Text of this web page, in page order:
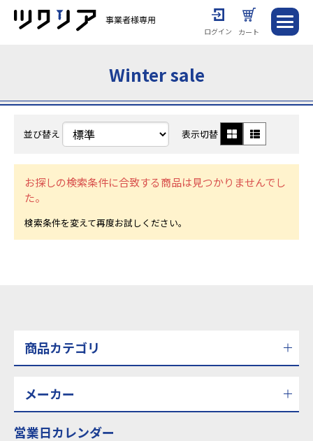
ログイン カート
Winter sale
並び替え 表示切替
お探しの検索条件に合致する商品は見つかりませんでし
た。
商品カテゴリ
メーカー
営業日カレンダー